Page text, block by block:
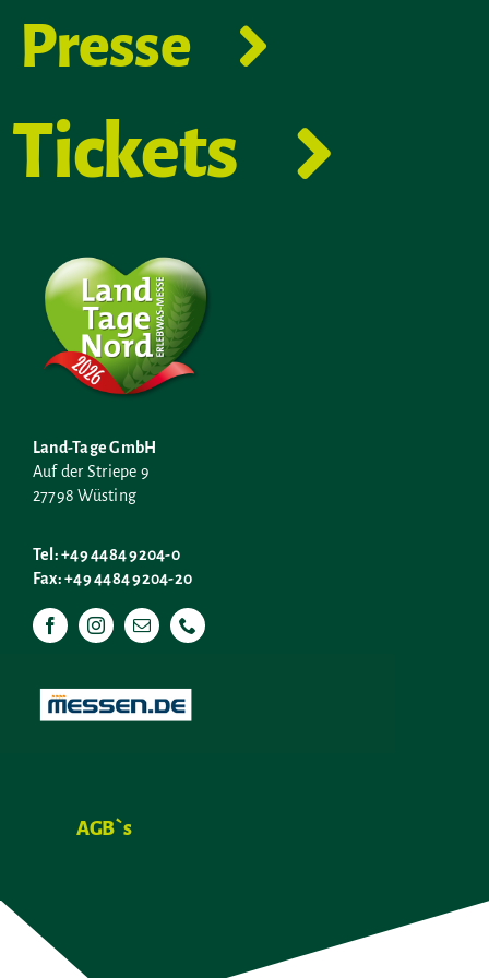
Presse
Tickets
Land-Tage GmbH
Auf der Striepe 9
27798 Wüsting
Tel: +49 4484 9204-0
Fax: +49 4484 9204-20
AGB`s